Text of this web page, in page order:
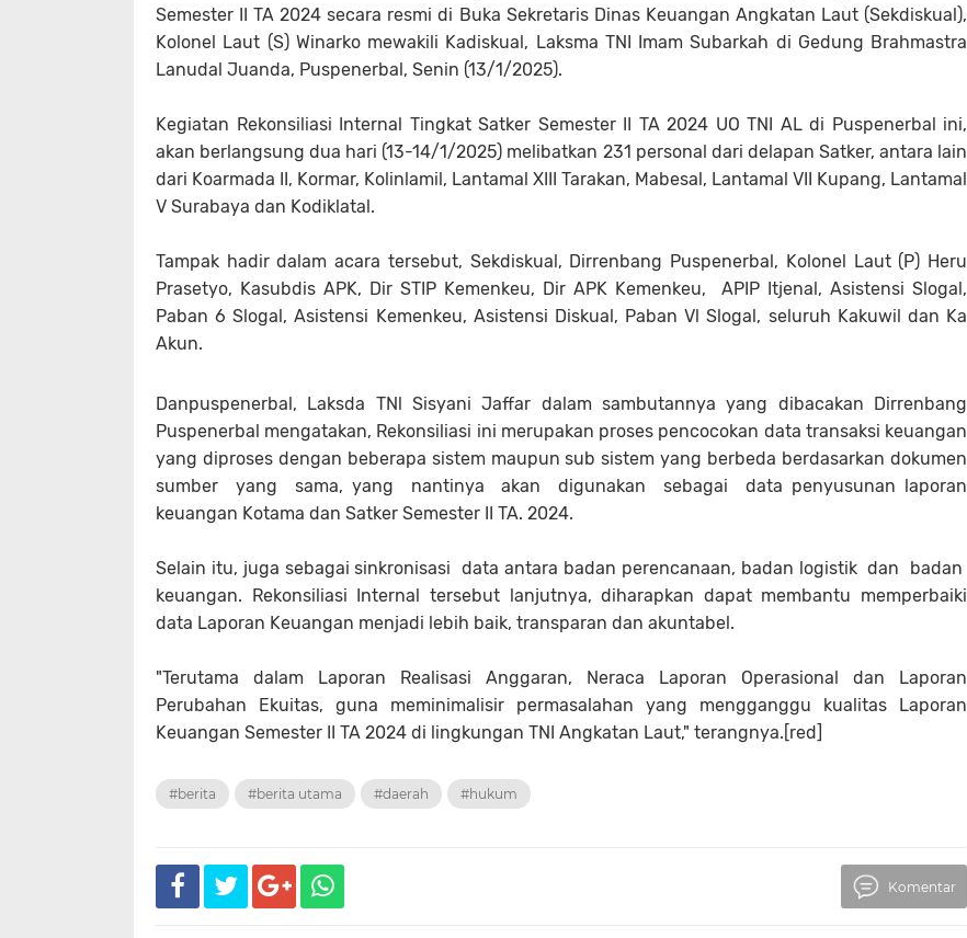
Semester II TA 2024 secara resmi di Buka Sekretaris Dinas Keuangan Angkatan Laut (Sekdiskual),
Kolonel Laut (S) Winarko mewakili Kadiskual, Laksma TNI Imam Subarkah di Gedung Brahmastra
Lanudal Juanda, Puspenerbal, Senin (13/1/2025).
Kegiatan Rekonsiliasi Internal Tingkat Satker Semester II TA 2024 UO TNI AL di Puspenerbal ini,
akan berlangsung dua hari (13-14/1/2025) melibatkan 231 personal dari delapan Satker, antara lain
dari Koarmada II, Kormar, Kolinlamil, Lantamal XIII Tarakan, Mabesal, Lantamal VII Kupang, Lantamal
V Surabaya dan Kodiklatal.
Tampak hadir dalam acara tersebut, Sekdiskual, Dirrenbang Puspenerbal, Kolonel Laut (P) Heru
Prasetyo, Kasubdis APK, Dir STIP Kemenkeu, Dir APK Kemenkeu, APIP Itjenal, Asistensi Slogal,
Paban 6 Slogal, Asistensi Kemenkeu, Asistensi Diskual, Paban Vl Slogal, seluruh Kakuwil dan Ka
Akun.
Danpuspenerbal, Laksda TNl Sisyani Jaffar dalam sambutannya yang dibacakan Dirrenbang
Puspenerbal mengatakan, Rekonsiliasi ini merupakan proses pencocokan data transaksi keuangan
yang diproses dengan beberapa sistem maupun sub sistem yang berbeda berdasarkan dokumen
sumber yang sama, yang nantinya akan digunakan sebagai data penyusunan laporan
keuangan Kotama dan Satker Semester II TA. 2024.
Selain itu, juga sebagai sinkronisasi data antara badan perencanaan, badan logistik dan badan
keuangan. Rekonsiliasi Internal tersebut lanjutnya, diharapkan dapat membantu memperbaiki
data Laporan Keuangan menjadi lebih baik, transparan dan akuntabel.
"Terutama dalam Laporan Realisasi Anggaran, Neraca Laporan Operasional dan Laporan
Perubahan Ekuitas, guna meminimalisir permasalahan yang mengganggu kualitas Laporan
Keuangan Semester II TA 2024 di lingkungan TNI Angkatan Laut," terangnya.[red]
#berita #berita utama #daerah #hukum
Komentar